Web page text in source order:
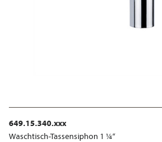
649.15.340.xxx
Waschtisch-Tassensiphon 1 ¼“